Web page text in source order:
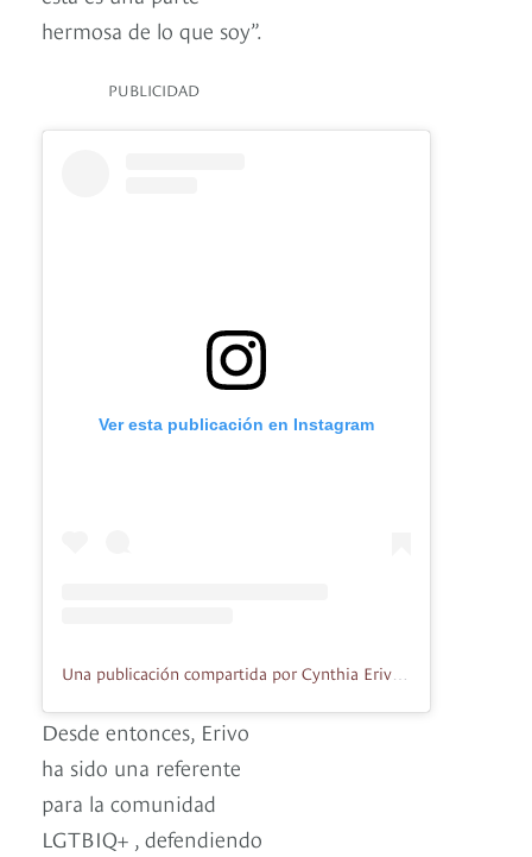
hermosa de lo que soy”.
PUBLICIDAD
Ver esta publicación en Instagram
Desde entonces, Erivo
ha sido una referente
para la comunidad
LGTBIQ+ , defendiendo